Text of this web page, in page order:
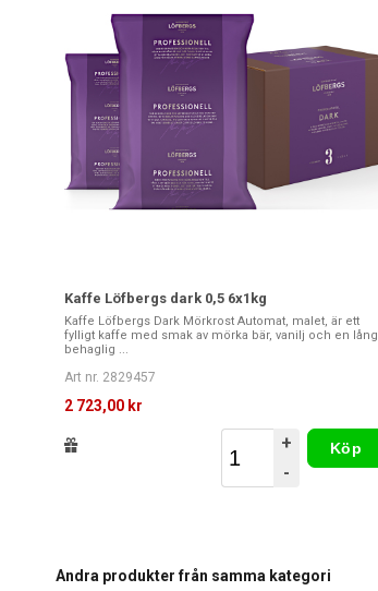
Kaffe Löfbergs dark 0,5 6x1kg
Kaffe Löfbergs Dark Mörkrost Automat, malet, är ett
fylligt kaffe med smak av mörka bär, vanilj och en lång
behaglig ...
Art nr. 2829457
2 723,00 kr
+
-
Köp
Andra produkter från samma kategori